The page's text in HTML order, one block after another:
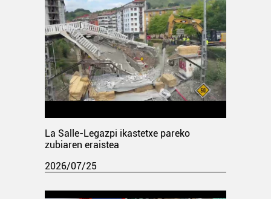
La Salle-Legazpi ikastetxe pareko
zubiaren eraistea
2026/07/25